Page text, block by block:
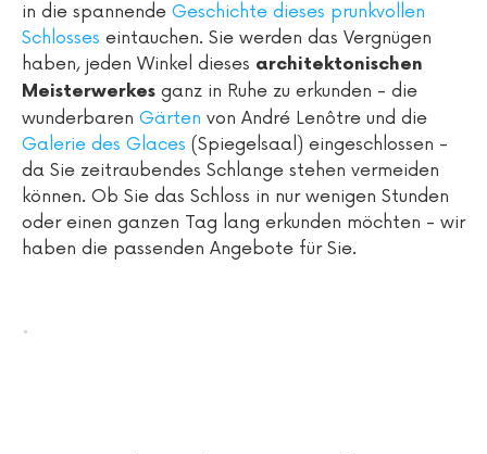
in die spannende Geschichte dieses prunkvollen
Schlosses eintauchen. Sie werden das Vergnügen
haben, jeden Winkel dieses architektonischen
Meisterwerkes ganz in Ruhe zu erkunden - die
wunderbaren Gärten von André Lenôtre und die
Galerie des Glaces (Spiegelsaal) eingeschlossen -
da Sie zeitraubendes Schlange stehen vermeiden
können. Ob Sie das Schloss in nur wenigen Stunden
oder einen ganzen Tag lang erkunden möchten - wir
haben die passenden Angebote für Sie.
.